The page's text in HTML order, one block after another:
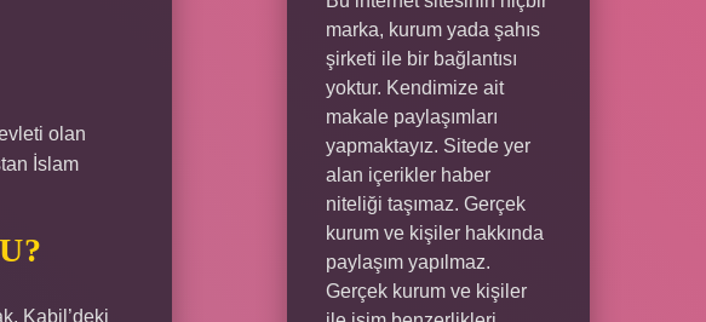
olan
İslam
Kabil’deki
marka, kurum yada şahıs
şirketi ile bir bağlantısı
yoktur. Kendimize ait
makale paylaşımları
yapmaktayız. Sitede yer
alan içerikler haber
niteliği taşımaz. Gerçek
kurum ve kişiler hakkında
paylaşım yapılmaz.
Gerçek kurum ve kişiler